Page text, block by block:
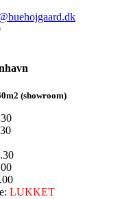
(showroom)
LUKKET